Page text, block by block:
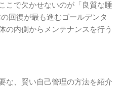
こで欠かせないのが「良質な睡
回復が最も進むゴールデンタ
の内側からメンテナンスを行う
な、賢い自己管理の方法を紹介